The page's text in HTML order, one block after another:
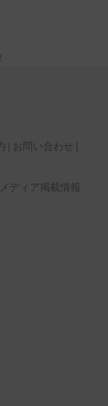
お問い合わせ
メディア掲載情報